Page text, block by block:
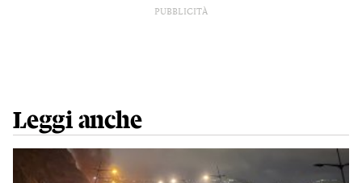
PUBBLICITÀ
Leggi anche